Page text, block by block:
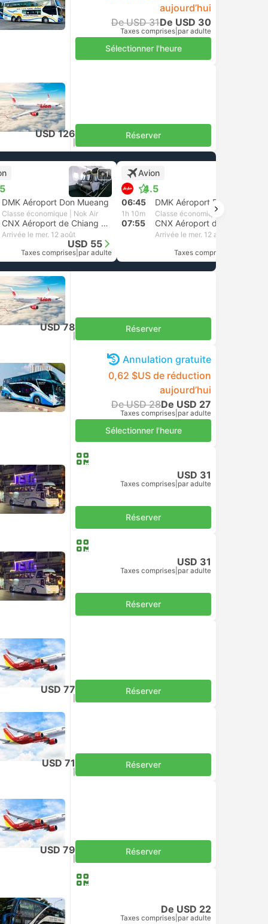
aujourd’hui
De USD 31De USD 30
Taxes comprises par adulte
Sélectionner l'heure
USD 126 Réserver
+1
DMK Aéroport Don Mueang
Classe économique | Nok Air
CNX Aéroport de Chiang Mai
Arrivée le mer. 12 août
USD 55
Taxes comprises par adulte
Avion
4.5
06:45 DMK Aéroport Don Mueang
1h 10m
07:55
Arrivée le mer. 12 août
Taxes comprises
USD 78 Réserver
Annulation gratuite
0,62 $US de réduction
aujourd’hui
De USD 28De USD 27
Taxes comprises par adulte
Sélectionner l'heure
USD 31
Taxes comprises par adulte
Réserver
USD 31
Taxes comprises par adulte
Réserver
USD 77 Réserver
USD 71 Réserver
USD 79 Réserver
De USD 22
Taxes comprises par adulte